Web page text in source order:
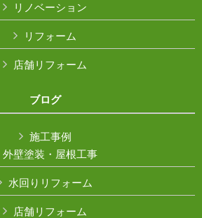
リノベーション
リフォーム
店舗リフォーム
ブログ
施工事例
外壁塗装・屋根工事
水回りリフォーム
店舗リフォーム